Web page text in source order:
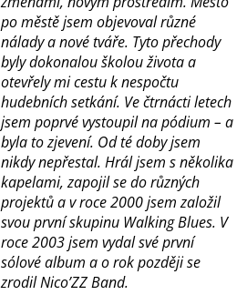
po městě jsem objevoval různé
nálady a nové tváře. Tyto přechody
byly dokonalou školou života a
otevřely mi cestu k nespočtu
hudebních setkání. Ve čtrnácti letech
jsem poprvé vystoupil na pódium – a
byla to zjevení. Od té doby jsem
nikdy nepřestal. Hrál jsem s několika
kapelami, zapojil se do různých
projektů a v roce 2000 jsem založil
svou první skupinu Walking Blues. V
roce 2003 jsem vydal své první
sólové album a o rok později se
zrodil Nico’ZZ Band.